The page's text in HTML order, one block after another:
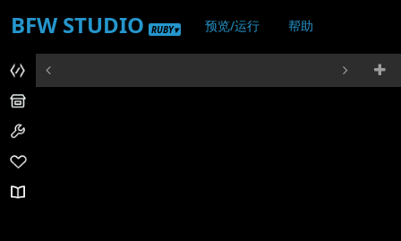
BFW STUDIO RUBY▾ 预览/运行 帮助